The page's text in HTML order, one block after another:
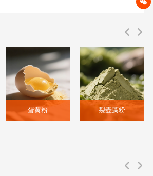
蛋黄粉 裂壶藻粉